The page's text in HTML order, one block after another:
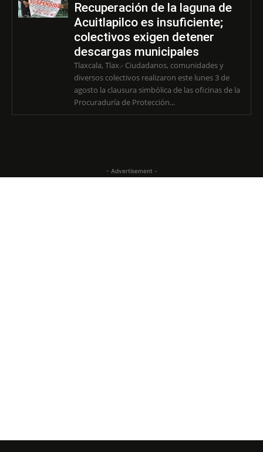
Recuperación de la laguna de
Acuitlapilco es insuficiente;
colectivos exigen detener
descargas municipales
Tlaxcala, Tlax.- Ciudadanos, comunidades y
diversos colectivos realizaron este lunes 3 de
agosto la clausura simbólica de las oficinas de la
Procuraduría de Protección...
- Advertisement -